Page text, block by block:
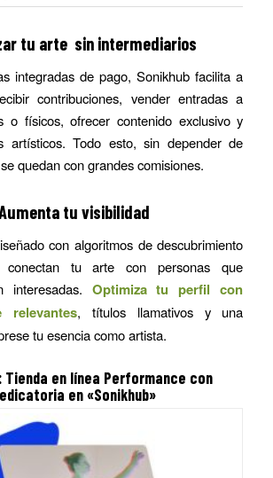
tu arte sin intermediarios
integradas de pago, Sonikhub facilita a
contribuciones, vender entradas a
o físicos, ofrecer contenido exclusivo y
artísticos. Todo esto, sin depender de
quedan con grandes comisiones.
tu visibilidad
con algoritmos de descubrimiento
conectan tu arte con personas que
interesadas. Optimiza tu perfil con
relevantes, títulos llamativos y una
tu esencia como artista.
Tienda en línea Performance con
en «Sonikhub»